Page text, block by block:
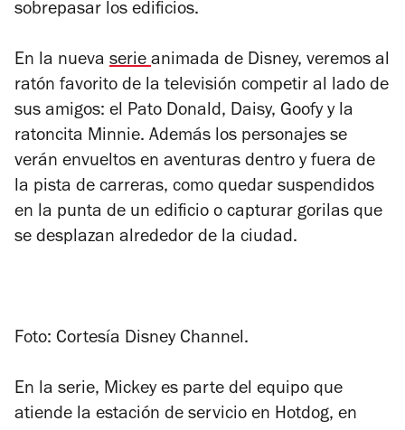
sobrepasar los edificios.
En la nueva serieanimada de Disney, veremos al
ratón favorito de la televisión competir al lado de
sus amigos: el Pato Donald, Daisy, Goofy y la
ratoncita Minnie. Además los personajes se
verán envueltos en aventuras dentro y fuera de
la pista de carreras, como quedar suspendidos
en la punta de un edificio o capturar gorilas que
se desplazan alrededor de la ciudad.
Foto: Cortesía Disney Channel.
En la serie, Mickey es parte del equipo que
atiende la estación de servicio en Hotdog, en